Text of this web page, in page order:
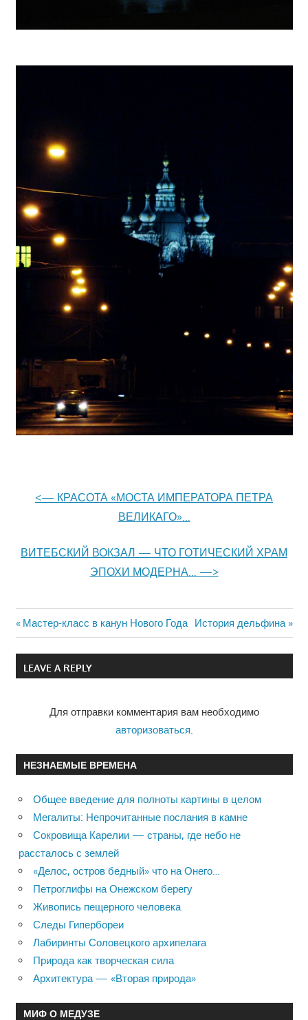
<— КРАСОТА «МОСТА ИМПЕРАТОРА ПЕТРА
ВЕЛИКАГО»…
ВИТЕБСКИЙ ВОКЗАЛ — ЧТО ГОТИЧЕСКИЙ ХРАМ
ЭПОХИ МОДЕРНА… —>
Навигация
по
Previous
Post:
Мастер-класс в канун Нового Года
Next
Post:
История дельфина
LEAVE A REPLY
Для отправки комментария вам необходимо
авторизоваться
НЕЗНАЕМЫЕ ВРЕМЕНА
Общее введение для полноты картины в целом
Мегалиты: Непрочитанные послания в камне
Сокровища Карелии — страны, где небо не
рассталось с землей
«Делос, остров бедный» что на Онего…
Петроглифы на Онежском берегу
Живопись пещерного человека
Следы Гипербореи
Лабиринты Соловецкого архипелага
Природа как творческая сила
Архитектура — «Вторая природа»
МИФ О МЕДУЗЕ